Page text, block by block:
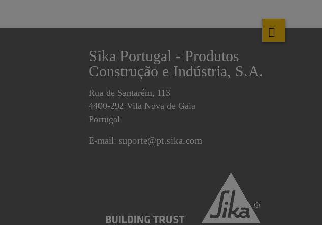
Sika Portugal - Produtos
Construção e Indústria, S.A.
Rua de Santarém, 113
4400-292 Vila Nova de Gaia
Portugal
E-mail: suporte@pt.sika.com